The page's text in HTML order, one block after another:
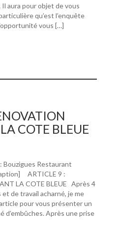
aura pour objet de vous
qu’est l’enquête
vous […]
COTE BLEUE
Bouzigues Restaurant
ARTICLE 9 :
LA COTE BLEUE Après 4
de travail acharné, je me
pour vous présenter un
d’embûches. Après une prise